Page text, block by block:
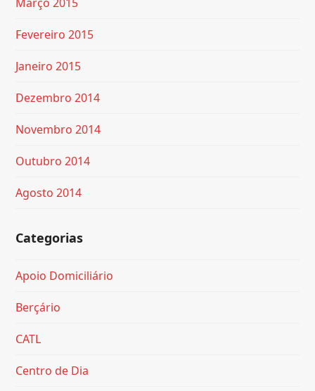
Fevereiro 2015
Janeiro 2015
Dezembro 2014
Novembro 2014
Outubro 2014
Agosto 2014
Categorias
Apoio Domiciliário
Berçário
CATL
Centro de Dia